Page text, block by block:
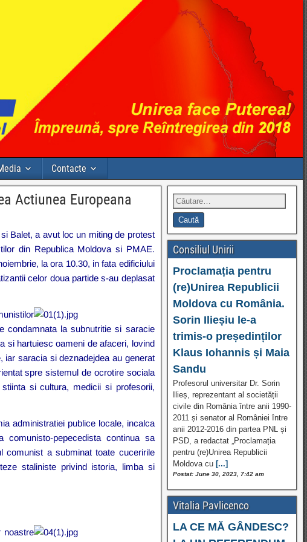
Contacte
Actiunea Europeana
Balet, a avut loc un miting de protest
din Republica Moldova si PMAE.
la ora 10.30, in fata edificiului
celor doua partide s-au deplasat
condamnata la subnutritie si saracie
si hartuiesc oameni de afaceri, lovind
iar saracia si deznadejdea au generat
spre sistemul de ocrotire sociala
si cultura, medicii si profesorii,
administratiei publice locale, incalca
comunisto-pepecedista continua sa
comunist a subminat toate cuceririle
staliniste privind istoria, limba si
noastre
Consiliul Unirii
Proclamația pentru
(re)Unirea Republicii
Moldova cu România.
Sorin Ilieșiu le-a
trimis-o președinților
Klaus Iohannis și Maia
Sandu
Profesorul universitar Dr. Sorin
Ilieș, reprezentant al societății
civile din România între anii 1990-
2011 și senator al României între
anii 2012-2016 din partea PNL și
PSD, a redactat „Proclamația
pentru (re)Unirea Republicii
Moldova cu [...]
Postat: June 30, 2023, 7:42 am
Vitalia Pavlicenco
LA CE MĂ GÂNDESC?